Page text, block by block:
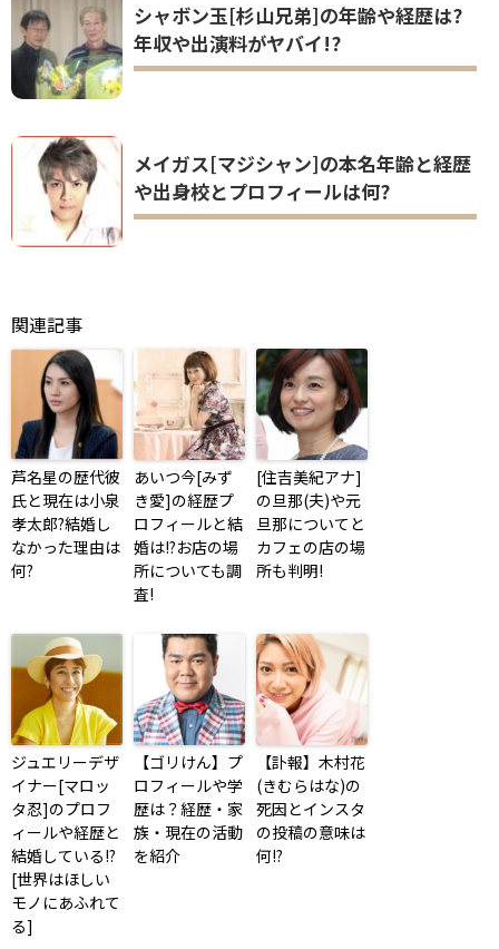
シャボン玉[杉山兄弟]の年齢や経歴は?
年収や出演料がヤバイ!?
メイガス[マジシャン]の本名年齢と経歴
や出身校とプロフィールは何?
関連記事
芦名星の歴代彼
氏と現在は小泉
孝太郎?結婚し
なかった理由は
何?
あいつ今[みず
き愛]の経歴プ
ロフィールと結
婚は!?お店の場
所についても調
査!
[住吉美紀アナ]
の旦那(夫)や元
旦那についてと
カフェの店の場
所も判明!
ジュエリーデザ
イナー[マロッ
タ忍]のプロフ
ィールや経歴と
結婚している!?
[世界はほしい
モノにあふれて
る]
【ゴリけん】プ
ロフィールや学
歴は？経歴・家
族・現在の活動
を紹介
【訃報】木村花
(きむらはな)の
死因とインスタ
の投稿の意味は
何!?